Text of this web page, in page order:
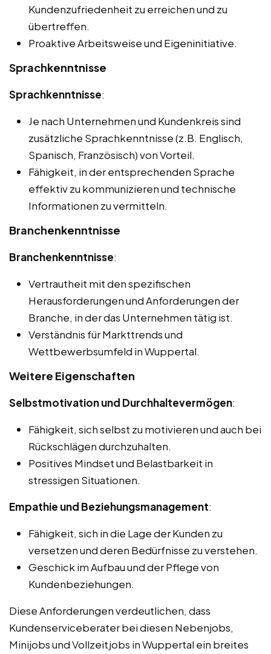
Kundenzufriedenheit zu erreichen und zu
übertreffen.
Proaktive Arbeitsweise und Eigeninitiative.
Sprachkenntnisse
Sprachkenntnisse:
Je nach Unternehmen und Kundenkreis sind
zusätzliche Sprachkenntnisse (z.B. Englisch,
Spanisch, Französisch) von Vorteil.
Fähigkeit, in der entsprechenden Sprache
effektiv zu kommunizieren und technische
Informationen zu vermitteln.
Branchenkenntnisse
Branchenkenntnisse:
Vertrautheit mit den spezifischen
Herausforderungen und Anforderungen der
Branche, in der das Unternehmen tätig ist.
Verständnis für Markttrends und
Wettbewerbsumfeld in Wuppertal.
Weitere Eigenschaften
Selbstmotivation und Durchhaltevermögen:
Fähigkeit, sich selbst zu motivieren und auch bei
Rückschlägen durchzuhalten.
Positives Mindset und Belastbarkeit in
stressigen Situationen.
Empathie und Beziehungsmanagement:
Fähigkeit, sich in die Lage der Kunden zu
versetzen und deren Bedürfnisse zu verstehen.
Geschick im Aufbau und der Pflege von
Kundenbeziehungen.
Diese Anforderungen verdeutlichen, dass
Kundenserviceberater bei diesen Nebenjobs,
Minijobs und Vollzeitjobs in Wuppertal ein breites